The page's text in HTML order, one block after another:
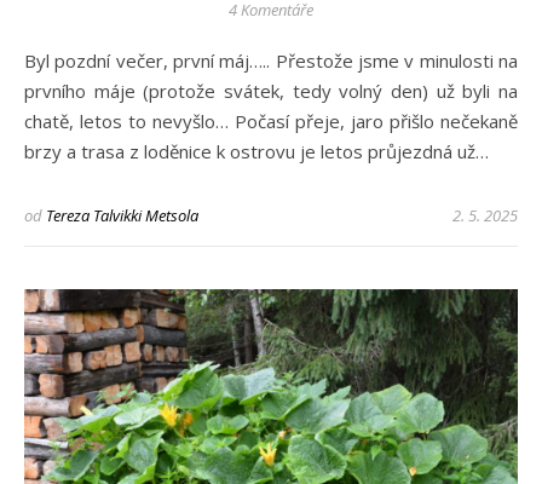
4 Komentáře
Byl pozdní večer, první máj….. Přestože jsme v minulosti na
prvního máje (protože svátek, tedy volný den) už byli na
chatě, letos to nevyšlo… Počasí přeje, jaro přišlo nečekaně
brzy a trasa z loděnice k ostrovu je letos průjezdná už…
od Tereza Talvikki Metsola 2. 5. 2025